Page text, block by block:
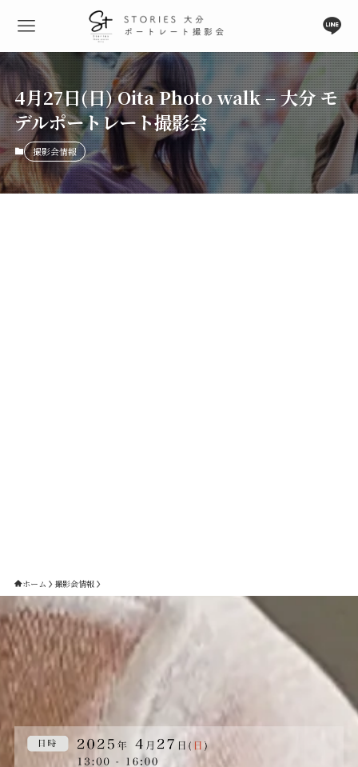
4月27日(日) Oita Photo walk – 大分 モ
デルポートレート撮影会
撮影会情報
ホーム 撮影会情報